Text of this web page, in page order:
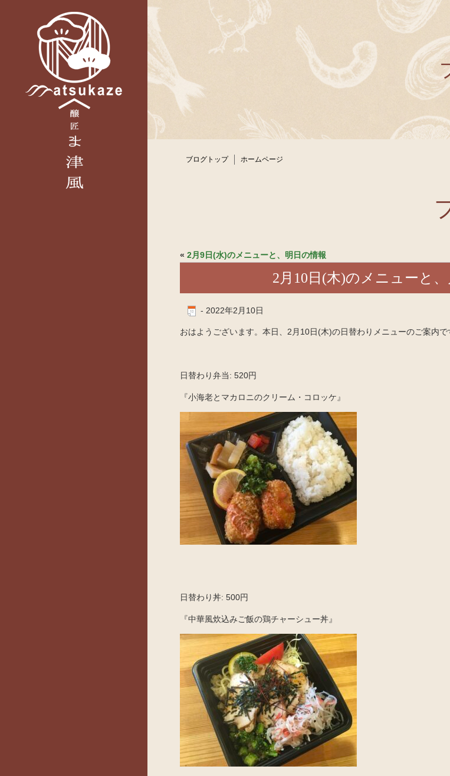
ブログトップ ホームページ
« 2月9日(水)のメニューと、明日の情報
2月10日(木)のメニューと
- 2022年2月10日
おはようございます。本日、2月10日(木)の日替わりメニューのご案内で
日替わり弁当: 520円
『小海老とマカロニのクリーム・コロッケ』
日替わり丼: 500円
『中華風炊込みご飯の鶏チャーシュー丼』